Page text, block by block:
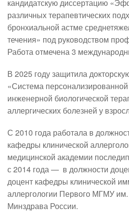
кандидатскую диссертацию
различных терапевтических
бронхиальной астме
течения» под руководством
Работа отмечена 3
В 2025 году защитила
«Система персонализированной
инженерной биологической
аллергических болезней у
С 2010 года работала в
кафедры клинической
медицинской академии
с 2014 года —  в должности
доцент кафедры клинической
аллергологии Первого МГМУ
Минздрава России.